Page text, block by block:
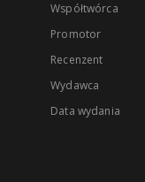
Współtwórca
Promotor
Recenzent
Wydawca
Data wydania